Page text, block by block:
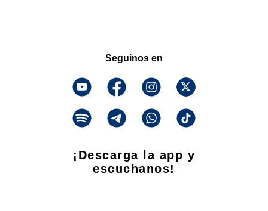
Seguinos en
¡Descarga la app y
escuchanos!